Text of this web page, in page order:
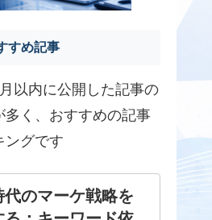
すめ記事
以内に公開した記事の
多く、おすすめの記事
ングです
代のマーケ戦略を